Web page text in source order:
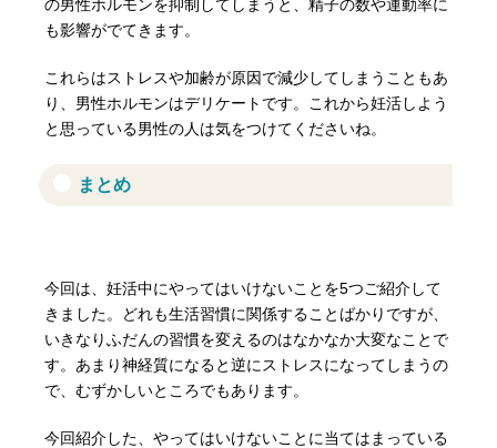
の男性ホルモンを抑制してしまうと、精子の数や運動率に
も影響がでてきます。
これらはストレスや加齢が原因で減少してしまうこともあ
り、男性ホルモンはデリケートです。これから妊活しよう
と思っている男性の人は気をつけてくださいね。
まとめ
今回は、妊活中にやってはいけないことを5つご紹介して
きました。どれも生活習慣に関係することばかりですが、
いきなりふだんの習慣を変えるのはなかなか大変なことで
す。あまり神経質になると逆にストレスになってしまうの
で、むずかしいところでもあります。
今回紹介した、やってはいけないことに当てはまっている